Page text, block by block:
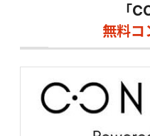
「
無料コ